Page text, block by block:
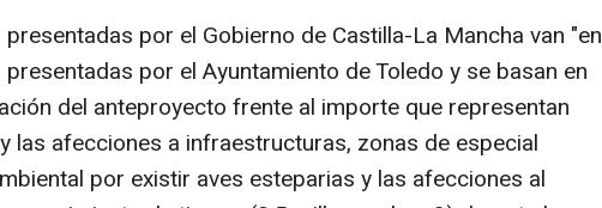
por el Gobierno de Castilla-La Mancha van "en
por el Ayuntamiento de Toledo y se basan en
del anteproyecto frente al importe que representan
las afecciones a infraestructuras, zonas de especial
por existir aves esteparias y las afecciones al